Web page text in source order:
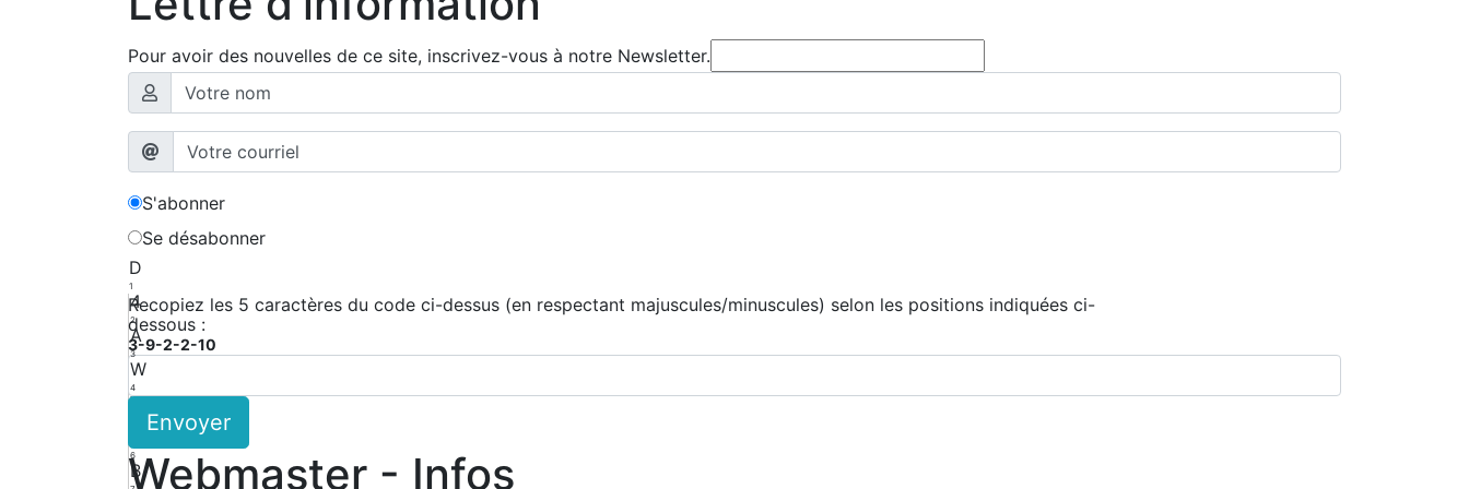
Pour avoir des nouvelles de ce site, inscrivez-vous à notre Newsletter.
S'abonner
Se désabonner
D
1
4
2
A
3
W
4
W
6
B
Recopiez les 5 caractères du code ci-dessus (en respectant majuscules/minuscules) selon les positions indiquées ci-
dessous :
3-9-2-2-10
Envoyer
Webmaster - Infos